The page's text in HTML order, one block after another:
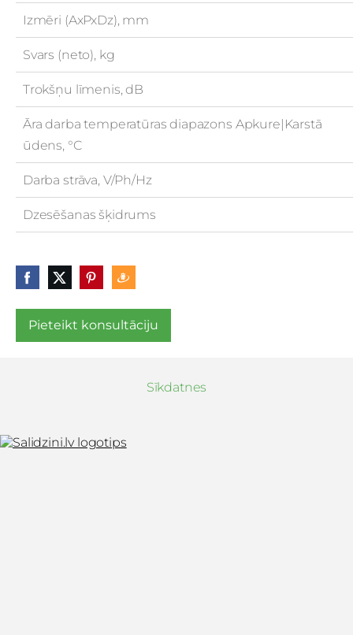
Pieteikt konsultāciju
Izmēri (AxPxDz), mm
Svars (neto), kg
Trokšņu līmenis, dB
Āra darba temperatūras diapazons Apkure|Karstā
ūdens, °C
Darba strāva, V/Ph/Hz
Dzesēšanas šķidrums
Sīkdatnes
Xiaomi, Mēbeles, Dāvanas, Austiņas,